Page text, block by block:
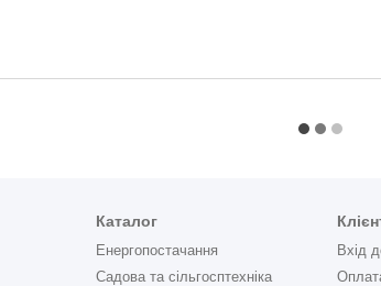
Каталог
Енергопостачання
Садова та сільгосптехніка
Вхід